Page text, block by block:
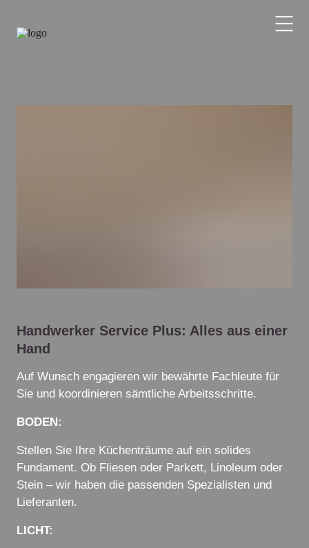
Handwerker Service Plus: Alles aus einer
Hand
Auf Wunsch engagieren wir bewährte Fachleute für
Sie und koordinieren sämtliche Arbeitsschritte.
BODEN:
Stellen Sie Ihre Küchenträume auf ein solides
Fundament. Ob Fliesen oder Parkett, Linoleum oder
Stein – wir haben die passenden Spezialisten und
Lieferanten.
LICHT: